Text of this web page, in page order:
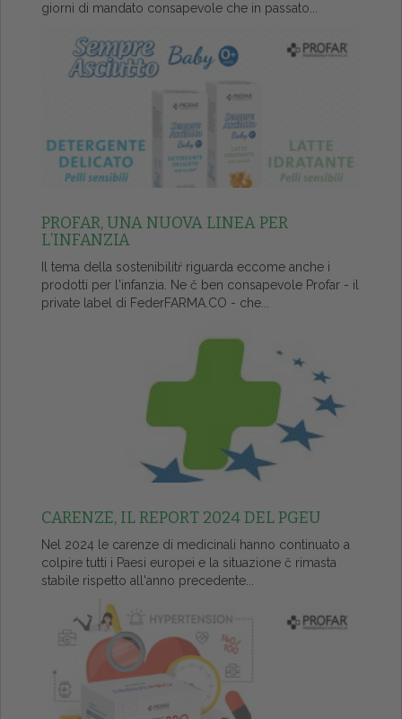
giorni di mandato consapevole che in passato...
PROFAR, UNA NUOVA LINEA PER
L’INFANZIA
Il tema della sostenibilitŕ riguarda eccome anche i
prodotti per l'infanzia. Ne č ben consapevole Profar - il
private label di FederFARMA.CO - che...
CARENZE, IL REPORT 2024 DEL PGEU
Nel 2024 le carenze di medicinali hanno continuato a
colpire tutti i Paesi europei e la situazione č rimasta
stabile rispetto all'anno precedente...